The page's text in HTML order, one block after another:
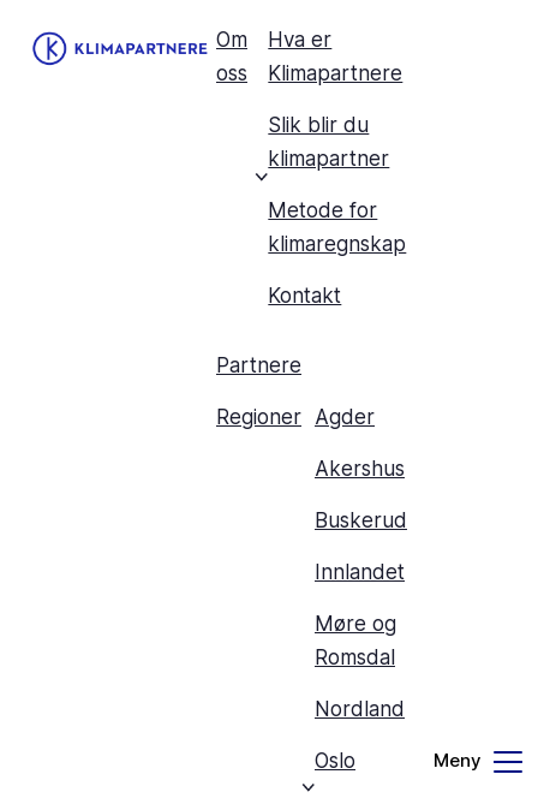
Om
oss
Hva er
Klimapartnere
Slik blir du
klimapartner
Metode for
klimaregnskap
Kontakt
Partnere
Regioner Agder
Akershus
Buskerud
Innlandet
Møre og
Romsdal
Nordland
Oslo